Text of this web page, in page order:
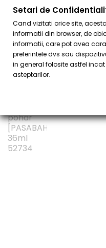
Setari de
Cand vizitati orice site,
informatii din browser, de
informatii, care pot avea
preferintele dvs sau
in general folosite astfel
asteptarilor.